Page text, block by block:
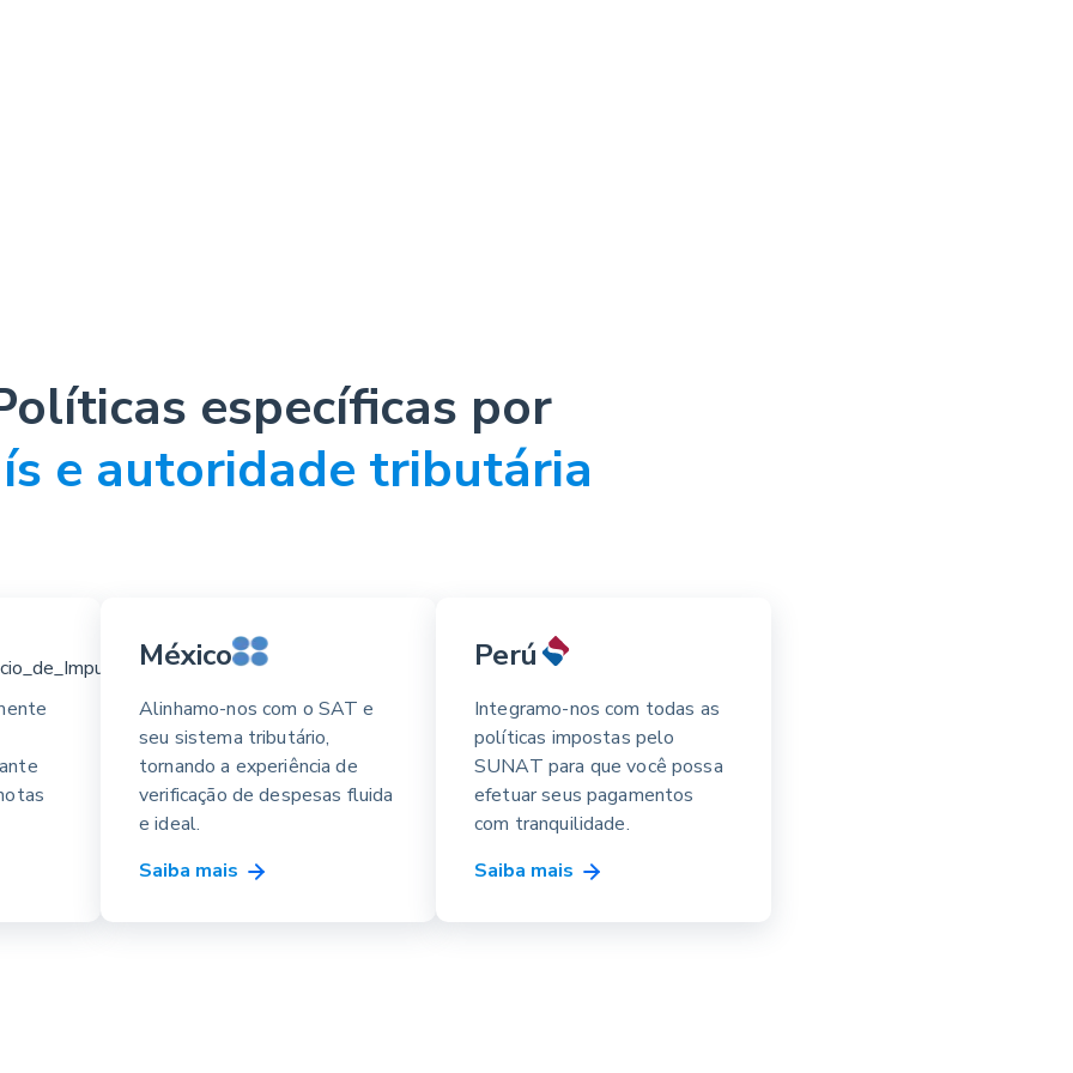
específicas por
e autoridade tributária
México
Alinhamo-nos com o SAT e
seu sistema tributário,
tornando a experiência de
verificação de despesas fluida
e ideal.
Saiba mais
Perú
Integramo-nos com todas as
políticas impostas pelo
SUNAT para que você possa
efetuar seus pagamentos
com tranquilidade.
Saiba mais